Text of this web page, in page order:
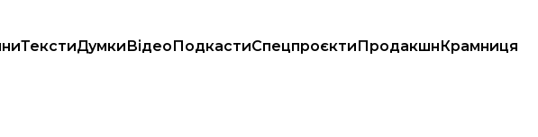
ТекстиДумкиВідеоПодкастиСпецпроєктиПродакшнКрамниця
підвищує захист від серйозних захворювань для людей старше 60 років